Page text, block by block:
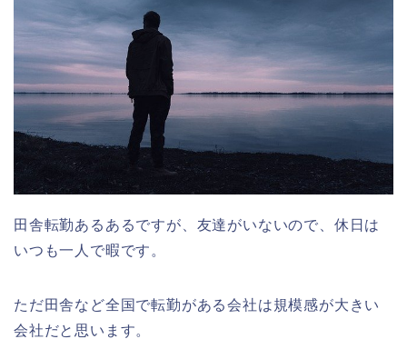
田舎転勤あるあるですが、友達がいないので、休日は
いつも一人で暇です。
ただ田舎など全国で転勤がある会社は規模感が大きい
会社だと思います。